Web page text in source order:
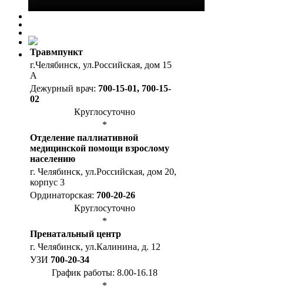
Травмпункт
г.Челябинск, ул.Российская, дом 15
А
Дежурный врач: 700-15-01, 700-15-
02
Круглосуточно
*
Отделение паллиативной
медицинской помощи взрослому
населению
г. Челябинск, ул.Российская, дом 20,
корпус 3
Ординаторская: 700-20-26
Круглосуточно
*
Пренатальный центр
г. Челябинск, ул.Калинина, д. 12
УЗИ 700-20-34
График работы: 8.00-16.18
*